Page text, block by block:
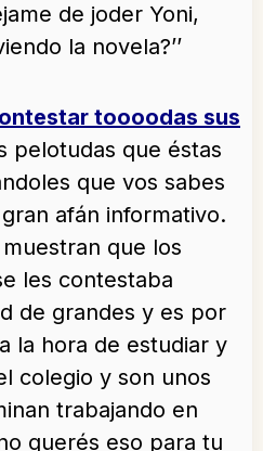
de joder Yoni,
la novela?’’
toooodas sus
pelotudas que éstas
que vos sabes
afán informativo.
que los
les contestaba
de grandes y es por
la hora de estudiar y
colegio y son unos
trabajando en
querés eso para tu